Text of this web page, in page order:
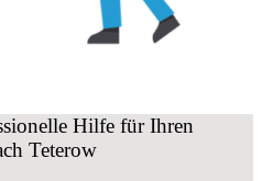
Hilfe für Ihren
Teterow